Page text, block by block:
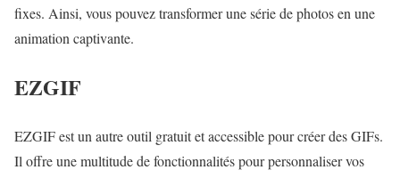
fixes. Ainsi, vous pouvez transformer une série de photos en une
animation captivante.
EZGIF
EZGIF est un autre outil gratuit et accessible pour créer des GIFs.
Il offre une multitude de fonctionnalités pour personnaliser vos